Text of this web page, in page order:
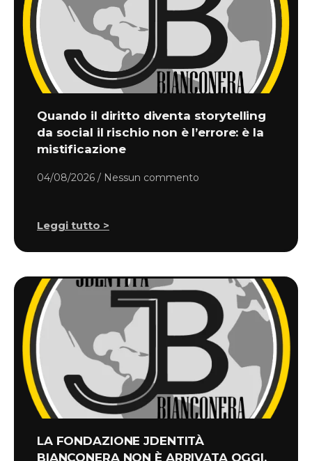
Quando il diritto diventa storytelling
da social il rischio non è l’errore: è la
mistificazione
04/08/2026 Nessun commento
Leggi tutto >
LA FONDAZIONE JDENTITÀ
BIANCONERA NON È ARRIVATA OGGI.